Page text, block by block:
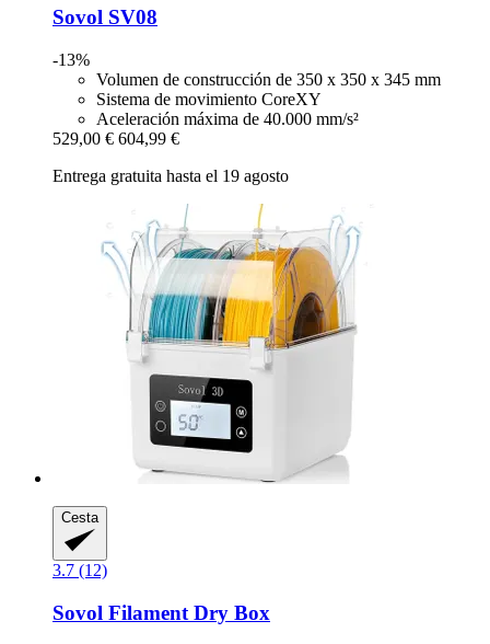
Sovol SV08
-13%
Volumen de construcción de 350 x 350 x 345 mm
Sistema de movimiento CoreXY
Aceleración máxima de 40.000 mm/s²
529,00 € 604,99 €
Entrega gratuita hasta el 19 agosto
Cesta
3.7 (12)
Sovol Filament Dry Box